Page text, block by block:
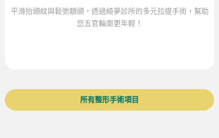
平滑抬頭紋與鬆弛額頭，透過綺夢診所的多元拉提手術，幫助
您五官輪廓更年輕！
所有整形手術項目